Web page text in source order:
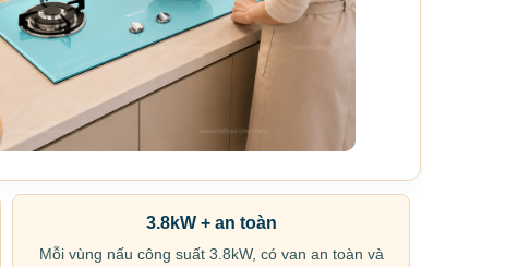
3.8kW + an toàn
Mỗi vùng nấu công suất 3.8kW, có van an toàn và